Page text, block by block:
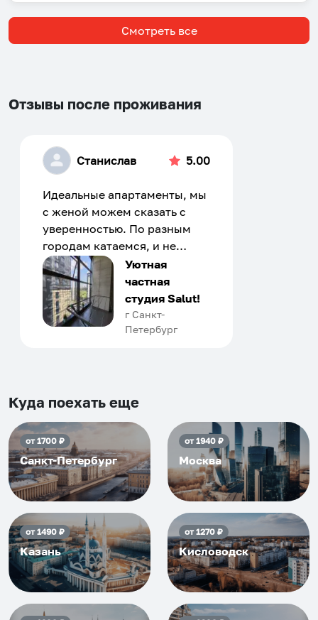
Смотреть все
Отзывы после проживания
Станислав 5.00
Идеальные апартаменты, мы
с женой можем сказать с
уверенностью. По разным
городам катаемся, и не
только в России. Сервис на
отличном уровне. Хозяин
апартаментов доброй души
человек, всегда можно
договориться, подскажет
приезжать еще...
Уютная
частная
студия Salut!
г Санкт-
Петербург
Куда поехать еще
от1700₽
Санкт-Петербург
от1940₽
Москва
от1490₽
Казань
от1270₽
Кисловодск